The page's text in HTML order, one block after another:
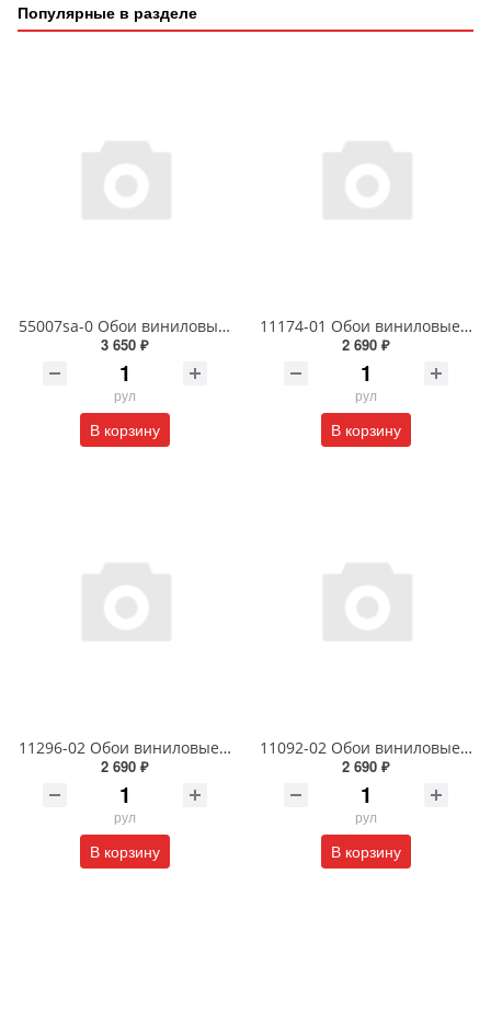
Популярные в разделе
55007sa-0 Обои виниловые на флизелиновой основе под покраску антивандальные 1.06 X 25 м
3 650 ₽
рул
В корзину
11174-01 Обои виниловые на флизелиновой основе Сорренто1.06 X 10м
2 690 ₽
рул
В корзину
11296-02 Обои виниловые на флизелиновой основе Наоми- уни1.06 X 10м
2 690 ₽
рул
В корзину
11092-02 Обои виниловые на флизелиновой основе 1.06 X 10 м
2 690 ₽
рул
В корзину